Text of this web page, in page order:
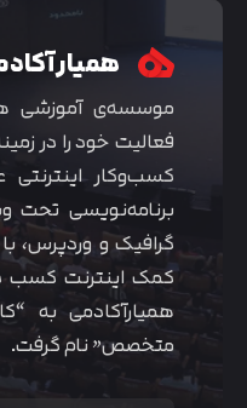
همیار
فعالیت خود را در
کسب‌و‌کار
برنامه‌نویسی
گرافیک و وردپرس،
کمک اینترنت کسب
همیارآکادمی به
متخصص” نام گرفت.